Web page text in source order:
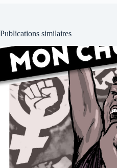
Publications similaires